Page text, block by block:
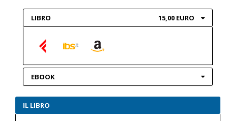
LIBRO 15,00 EURO
EBOOK
IL LIBRO